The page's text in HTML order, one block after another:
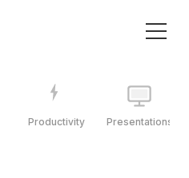
Productivity Presentations